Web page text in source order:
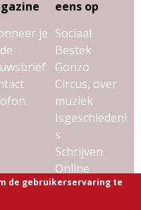
je
eens op
Sociaal
Bestek
Gonzo
Circus, over
muziek
Isgeschiedeni
s
Schrijven
Online
Uitgeverij
de gebruikerservaring te